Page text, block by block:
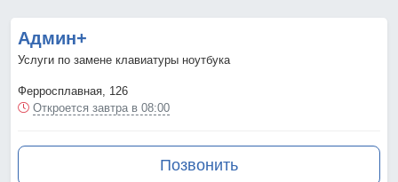
Админ+
Услуги по замене клавиатуры ноутбука
Ферросплавная, 126
Откроется завтра в 08:00
Позвонить